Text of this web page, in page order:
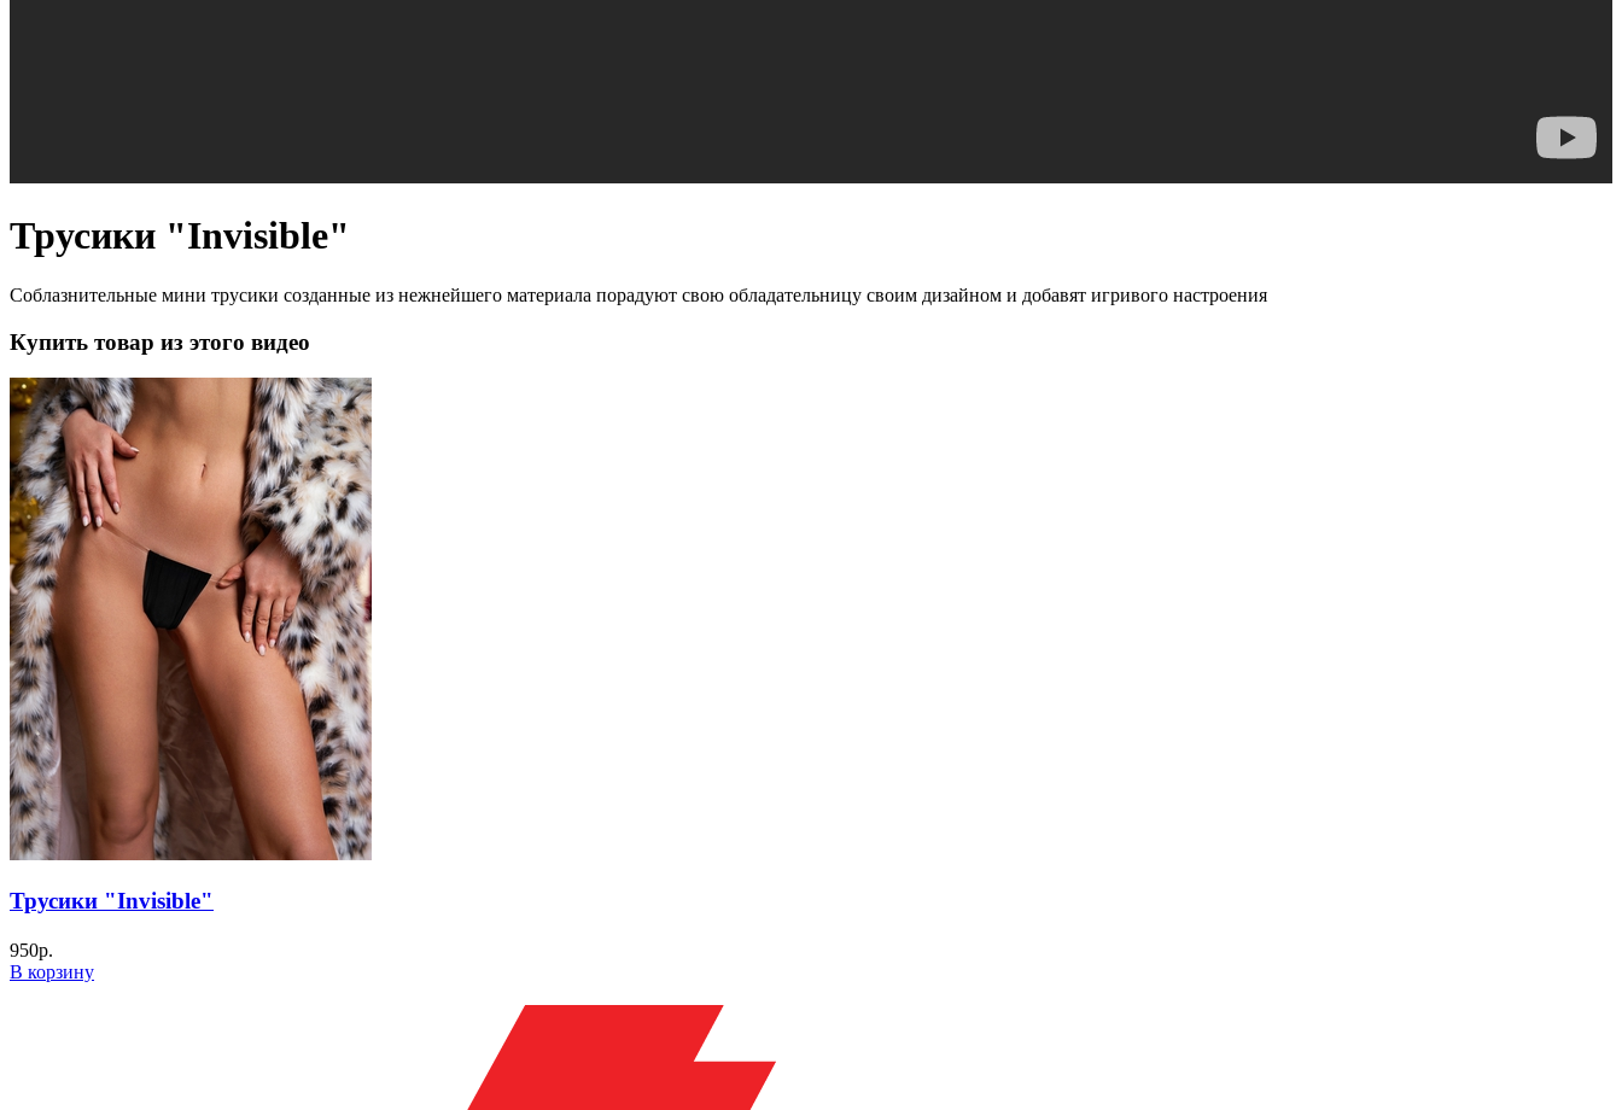
Трусики "Invisible"
Соблазнительные мини трусики созданные из нежнейшего материала порадуют свою обладательницу своим дизайном и добавят игривого настроения
Купить товар из этого видео
Трусики "Invisible"
950р.
В корзину